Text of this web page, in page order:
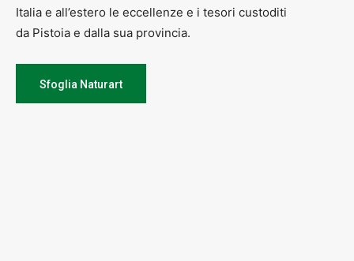
Italia e all’estero le eccellenze e i tesori custoditi
da Pistoia e dalla sua provincia.
Sfoglia Naturart